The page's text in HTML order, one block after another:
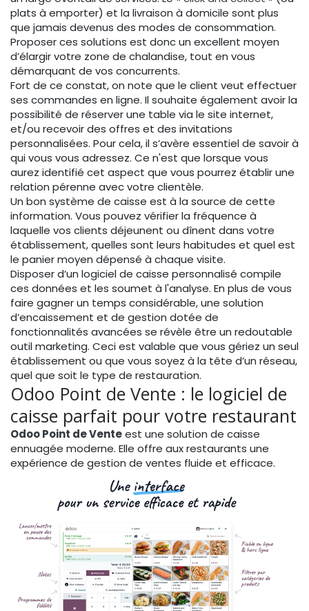
plats à emporter) et la livraison à domicile sont plus
que jamais devenus des modes de consommation.
Proposer ces solutions est donc un excellent moyen
d’élargir votre zone de chalandise, tout en vous
démarquant de vos concurrents.
Fort de ce constat, on note que le client veut effectuer
ses commandes en ligne. Il souhaite également avoir la
possibilité de réserver une table via le site internet,
et/ou recevoir des offres et des invitations
personnalisées. Pour cela, il s’avère essentiel de savoir à
qui vous vous adressez. Ce n'est que lorsque vous
aurez identifié cet aspect que vous pourrez établir une
relation pérenne avec votre clientèle.
Un bon système de caisse est à la source de cette
information. Vous pouvez vérifier la fréquence à
laquelle vos clients déjeunent ou dînent dans votre
établissement, quelles sont leurs habitudes et quel est
le panier moyen dépensé à chaque visite.
Disposer d’un logiciel de caisse personnalisé compile
ces données et les soumet à l'analyse. En plus de vous
faire gagner un temps considérable, une solution
d’encaissement et de gestion dotée de
fonctionnalités avancées se révèle être un redoutable
outil marketing. Ceci est valable que vous gériez un seul
établissement ou que vous soyez à la tête d’un réseau,
quel que soit le type de restauration.
Odoo Point de Vente : le logiciel de
caisse parfait pour votre restaurant
Odoo Point de Venteest une solution de caisse
ennuagée moderne. Elle offre aux restaurants une
expérience de gestion de ventes fluide et efficace.